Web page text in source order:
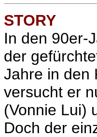
STORY
In den 90er-
der
Jahre in den
versucht er
(Vonnie Lui)
Doch der